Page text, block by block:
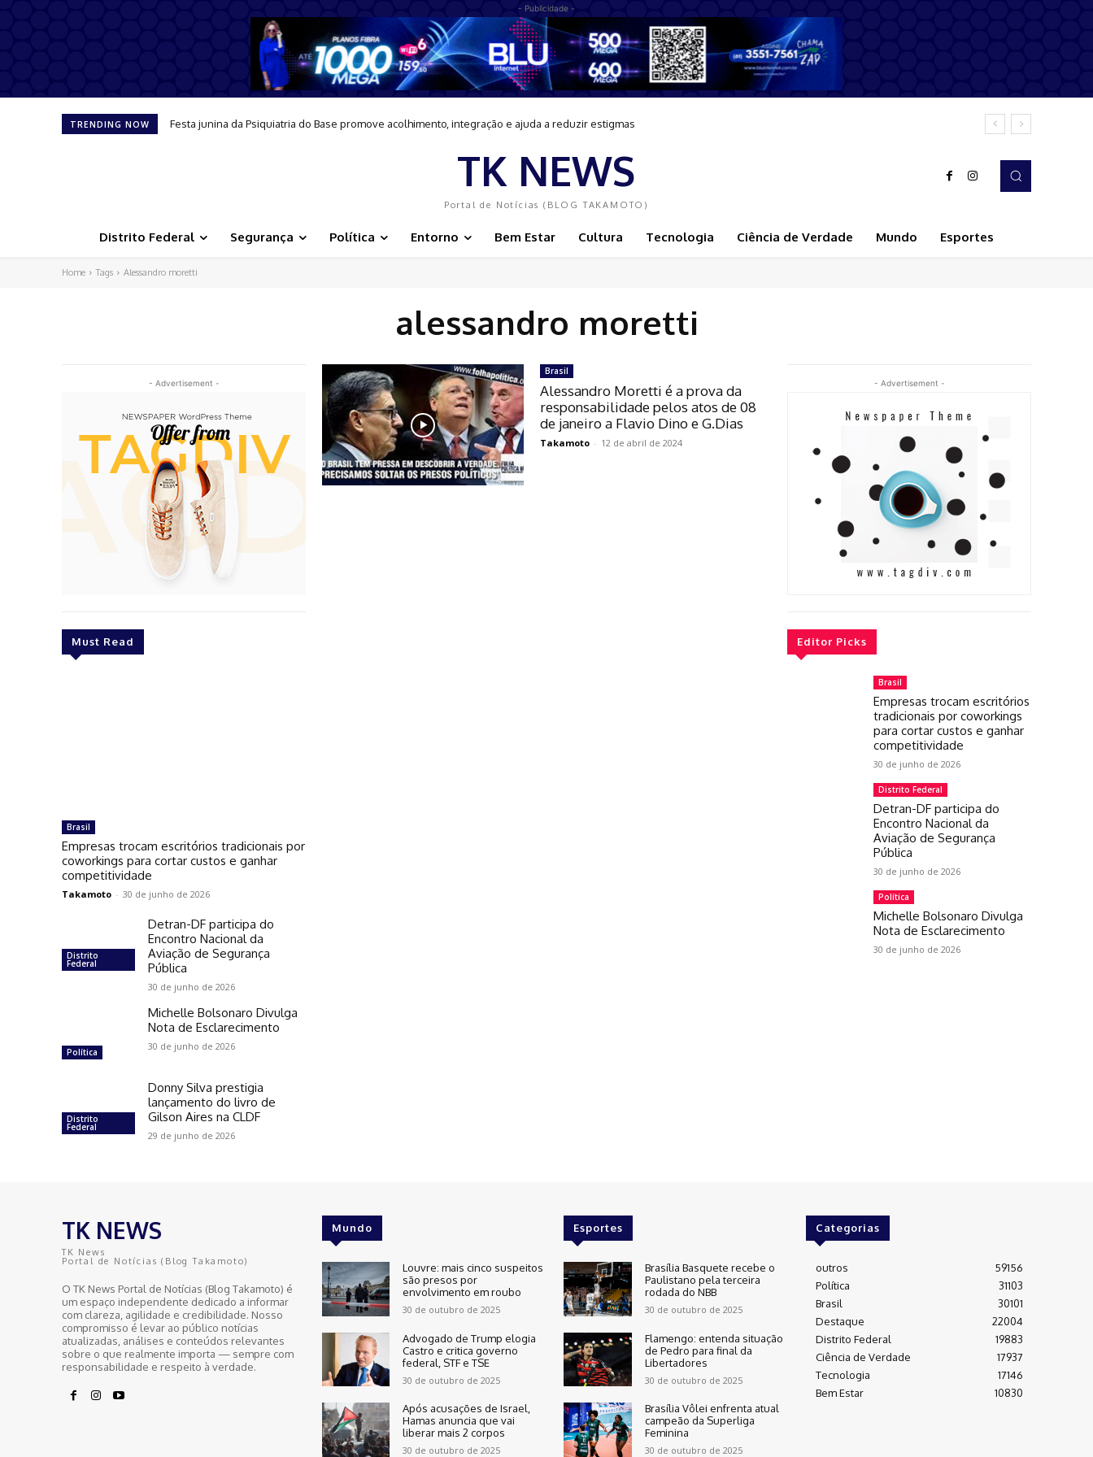
- Publicidade -
TRENDING NOW Festa junina da Psiquiatria do Base promove acolhimento, integração e ajuda a reduzir estigmas
TK NEWS
Portal de Notícias (BLOG TAKAMOTO)
Distrito Federal Segurança Política Entorno Bem Estar Cultura Tecnologia Ciência de Verdade Mundo Esportes
Home Tags Alessandro moretti
alessandro moretti
- Advertisement -
Must Read
Brasil
Empresas trocam escritórios tradicionais por
coworkings para cortar custos e ganhar
competitividade
Takamoto - 30 de junho de 2026
Distrito
Federal
Detran-DF participa do
Encontro Nacional da
Aviação de Segurança
Pública
30 de junho de 2026
Política
Michelle Bolsonaro Divulga
Nota de Esclarecimento
30 de junho de 2026
Distrito
Federal
Donny Silva prestigia
lançamento do livro de
Gilson Aires na CLDF
29 de junho de 2026
Brasil
Alessandro Moretti é a prova da
responsabilidade pelos atos de 08
de janeiro a Flavio Dino e G.Dias
Takamoto - 12 de abril de 2024
- Advertisement -
Editor Picks
Brasil
Empresas trocam escritórios
tradicionais por coworkings
para cortar custos e ganhar
competitividade
30 de junho de 2026
Distrito Federal
Detran-DF participa do
Encontro Nacional da
Aviação de Segurança
Pública
30 de junho de 2026
Política
Michelle Bolsonaro Divulga
Nota de Esclarecimento
30 de junho de 2026
TK NEWS
TK News
Portal de Notícias (Blog Takamoto)
O TK News Portal de Notícias (Blog Takamoto) é
um espaço independente dedicado a informar
com clareza, agilidade e credibilidade. Nosso
compromisso é levar ao público notícias
atualizadas, análises e conteúdos relevantes
sobre o que realmente importa — sempre com
responsabilidade e respeito à verdade.
Mundo
Louvre: mais cinco suspeitos
são presos por
envolvimento em roubo
30 de outubro de 2025
Advogado de Trump elogia
Castro e critica governo
federal, STF e TSE
30 de outubro de 2025
Após acusações de Israel,
Hamas anuncia que vai
liberar mais 2 corpos
30 de outubro de 2025
Esportes
Brasília Basquete recebe o
Paulistano pela terceira
rodada do NBB
30 de outubro de 2025
Flamengo: entenda situação
de Pedro para final da
Libertadores
30 de outubro de 2025
Brasília Vôlei enfrenta atual
campeão da Superliga
Feminina
30 de outubro de 2025
Categorias
outros
59156
Política
31103
Brasil
30101
Destaque
22004
Distrito Federal
19883
Ciência de Verdade
17937
Tecnologia
17146
Bem Estar
10830